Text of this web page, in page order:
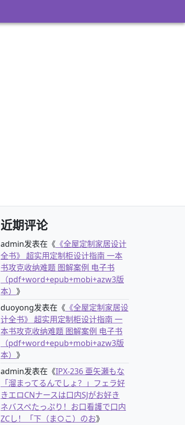
近期评论
admin发表在《 《全屋定制家居设计
全书》 超实用定制柜设计指南 一本
书攻克收纳难题 图解案例 电子书
（pdf+word+epub+mobi+azw3版
本） 》
duoyong发表在《 《全屋定制家居设
计全书》 超实用定制柜设计指南 一
本书攻克收纳难题 图解案例 电子书
（pdf+word+epub+mobi+azw3版
本） 》
admin发表在《IPX-236 亜矢瀬もな
「溜まってるんでしょ？」フェラ好
きエロCNナースは口内SJがお好き
ネバスペたっぷり！お口看護で口内
ZCし！「下（ま○こ）のお》